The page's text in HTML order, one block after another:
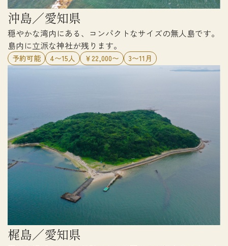
沖島／愛知県
穏やかな湾内にある、コンパクトなサイズの無人島です。
島内に立派な神社が残ります。
予約可能 4〜15人 ￥22,000〜 3〜11月
梶島／愛知県